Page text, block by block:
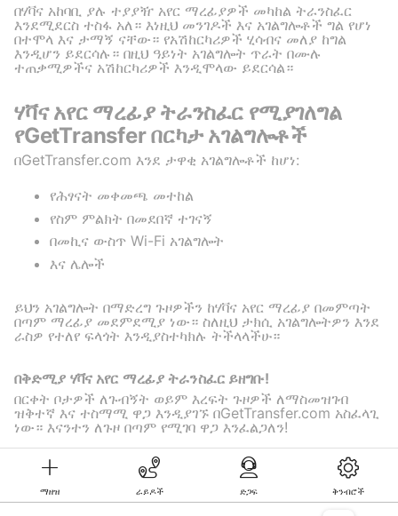
ማዘዝ ራይዶች ድጋፍ ቅንብሮች
በሃቫና አከባቢ ያሉ ተያያዥ አየር ማረፊያዎች መካከል ትራንስፈር
እንደሚደርስ ተስፋ አለ። እነዚህ መንገዶች እና አገልግሎቶች ግል የሆነ
በተሞላ እና ታማኝ ናቸው። የአሽከርካሪዎች ሂሳብና መለያ ከግል
እንዲሆን ይደርሳሉ። በዚህ ዓይነት አገልግሎት ጥራት በሙሉ
ተጠቃሚዎችና አሽከርካሪዎች እንዲሞላው ይደርሳል።
ሃቫና አየር ማረፊያ ትራንስፈር የሚያገለግል
የGetTransfer በርካታ አገልግሎቶች
በGetTransfer.com እንደ ታዋቂ አገልግሎቶች ከሆነ:
የሕፃናት መቀመጫ መተከል
የስም ምልክት በመደበኛ ተገናኝ
በመኪና ውስጥ Wi-Fi አገልግሎት
እና ሌሎች
ይህን አገልግሎት በማድረግ ጉዞዎችን ከሃቫና አየር ማረፊያ በመምጣት
በጣም ማረፊያ መደምደሚያ ነው። ስለዚህ ታክሲ አገልግሎትዎን እንደ
ራስዎ የተለየ ፍላጎት እንዲያስተካክሉ ትችላላችሁ።
በቅድሚያ ሃቫና አየር ማረፊያ ትራንስፈር ይዘግቡ!
በርቀት ቦታዎች ለጉብኝት ወይም እረፍት ጉዞዎች ለማስመዝገብ
ዝቅተኛ እና ተስማሚ ዋጋ እንዲያገኙ በGetTransfer.com አስፈላጊ
ነው። እናንተን ለጉዞ በጣም የሚገባ ዋጋ እንፈልጋለን!
©KG GLOBAL LIMITED. GetTransfer® is trademark of KG GLOBAL LIMITED.